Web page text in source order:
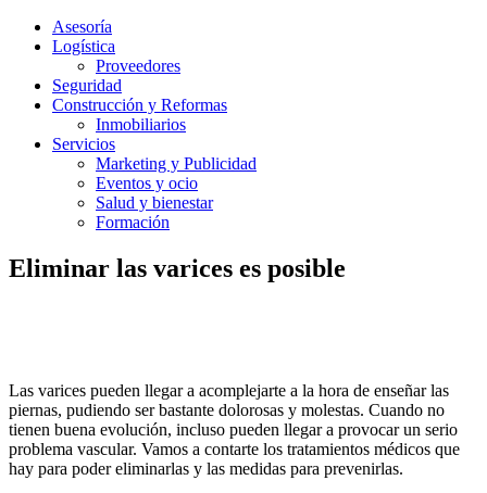
Asesoría
Logística
Proveedores
Seguridad
Construcción y Reformas
Inmobiliarios
Servicios
Marketing y Publicidad
Eventos y ocio
Salud y bienestar
Formación
Eliminar las varices es posible
Las varices pueden llegar a acomplejarte a la hora de enseñar las
piernas, pudiendo ser bastante dolorosas y molestas. Cuando no
tienen buena evolución, incluso pueden llegar a provocar un serio
problema vascular. Vamos a contarte los tratamientos médicos que
hay para poder eliminarlas y las medidas para prevenirlas.